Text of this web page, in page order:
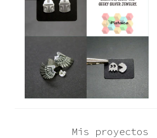
Mis proyectos